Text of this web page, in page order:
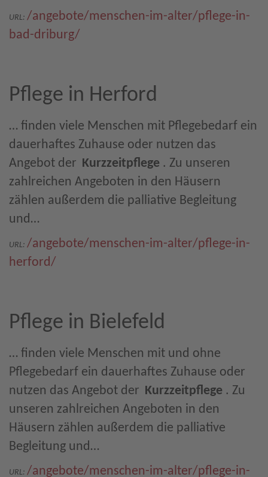
URL: /angebote/menschen-im-alter/pflege-in-
bad-driburg/
Pflege in Herford
… finden viele Menschen mit Pflegebedarf ein
dauerhaftes Zuhause oder nutzen das
Angebot der Kurzzeitpflege . Zu unseren
zahlreichen Angeboten in den Häusern
zählen außerdem die palliative Begleitung
und…
URL: /angebote/menschen-im-alter/pflege-in-
herford/
Pflege in Bielefeld
… finden viele Menschen mit und ohne
Pflegebedarf ein dauerhaftes Zuhause oder
nutzen das Angebot der Kurzzeitpflege . Zu
unseren zahlreichen Angeboten in den
Häusern zählen außerdem die palliative
Begleitung und…
URL: /angebote/menschen-im-alter/pflege-in-